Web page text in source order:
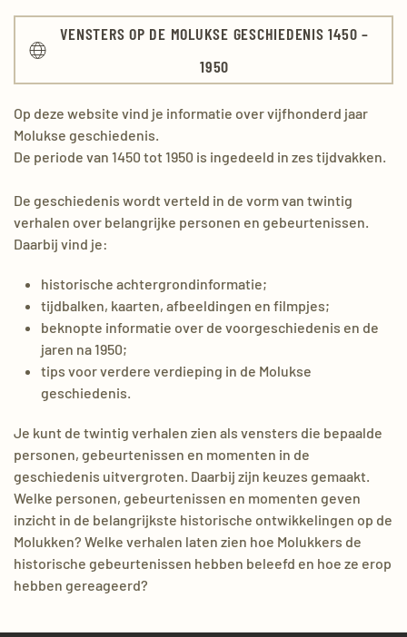
VENSTERS OP DE MOLUKSE GESCHIEDENIS 1450 –
1950
Op deze website vind je informatie over vijfhonderd jaar
Molukse geschiedenis.
De periode van 1450 tot 1950 is ingedeeld in zes tijdvakken.
De geschiedenis wordt verteld in de vorm van twintig
verhalen over belangrijke personen en gebeurtenissen.
Daarbij vind je:
historische achtergrondinformatie;
tijdbalken, kaarten, afbeeldingen en filmpjes;
beknopte informatie over de voorgeschiedenis en de
jaren na 1950;
tips voor verdere verdieping in de Molukse
geschiedenis.
Je kunt de twintig verhalen zien als vensters die bepaalde
personen, gebeurtenissen en momenten in de
geschiedenis uitvergroten. Daarbij zijn keuzes gemaakt.
Welke personen, gebeurtenissen en momenten geven
inzicht in de belangrijkste historische ontwikkelingen op de
Molukken? Welke verhalen laten zien hoe Molukkers de
historische gebeurtenissen hebben beleefd en hoe ze erop
hebben gereageerd?